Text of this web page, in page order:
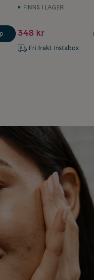
FINNS I LAGER
348 kr
Fri frakt Instabox